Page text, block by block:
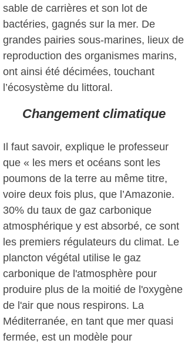
sable de carrières et son lot de
bactéries, gagnés sur la mer. De
grandes pairies sous-marines, lieux de
reproduction des organismes marins,
ont ainsi été décimées, touchant
l’écosystème du littoral.
Changement climatique
Il faut savoir, explique le professeur
que « les mers et océans sont les
poumons de la terre au même titre,
voire deux fois plus, que l’Amazonie.
30% du taux de gaz carbonique
atmosphérique y est absorbé, ce sont
les premiers régulateurs du climat. Le
plancton végétal utilise le gaz
carbonique de l'atmosphère pour
produire plus de la moitié de l'oxygène
de l'air que nous respirons. La
Méditerranée, en tant que mer quasi
fermée, est un modèle pour